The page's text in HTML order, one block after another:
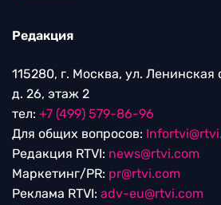
Редакция
115280, г. Москва, ул. Ленинская
д. 26, этаж 2
тел: +7 (499) 579-86-96
Для общих вопросов:
Редакция RTVI: news@rtvi.com
Маркетинг/PR: pr@rtvi.com
Реклама RTVI: adv-eu@rtvi.com